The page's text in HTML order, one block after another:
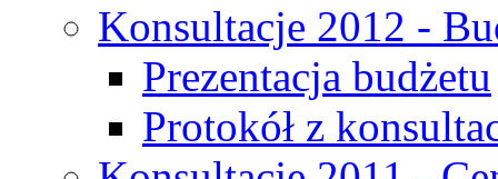
Konsultacje 2012 -
Prezentacja budżetu
Protokół z